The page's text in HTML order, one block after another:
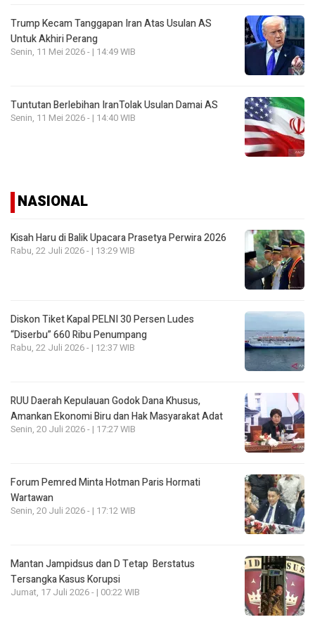
Trump Kecam Tanggapan Iran Atas Usulan AS
Untuk Akhiri Perang
Senin, 11 Mei 2026 - | 14:49 WIB
Tuntutan Berlebihan IranTolak Usulan Damai AS
Senin, 11 Mei 2026 - | 14:40 WIB
NASIONAL
Kisah Haru di Balik Upacara Prasetya Perwira 2026
Rabu, 22 Juli 2026 - | 13:29 WIB
Diskon Tiket Kapal PELNI 30 Persen Ludes
“Diserbu” 660 Ribu Penumpang
Rabu, 22 Juli 2026 - | 12:37 WIB
RUU Daerah Kepulauan Godok Dana Khusus,
Amankan Ekonomi Biru dan Hak Masyarakat Adat
Senin, 20 Juli 2026 - | 17:27 WIB
Forum Pemred Minta Hotman Paris Hormati
Wartawan
Senin, 20 Juli 2026 - | 17:12 WIB
Mantan Jampidsus dan D Tetap Berstatus
Tersangka Kasus Korupsi
Jumat, 17 Juli 2026 - | 00:22 WIB